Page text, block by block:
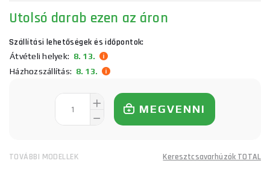
Utolsó darab ezen az áron
Szállítási lehetőségek és időpontok:
Átvételi helyek: 8. 13.
Házhozszállítás: 8. 13.
MEGVENNI
TOVÁBBI MODELLEK Keresztcsavarhúzók TOTAL